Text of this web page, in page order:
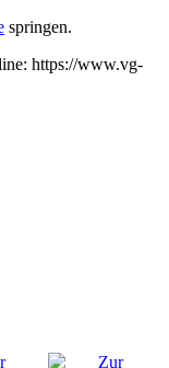
springen.
https://www.vg-